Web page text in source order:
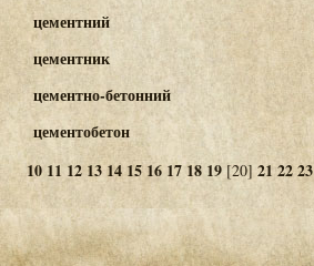
цементний
цементник
цементно-бетонний
цементобетон
10 11 12 13 14 15 16 17 18 19 [20] 21 2223